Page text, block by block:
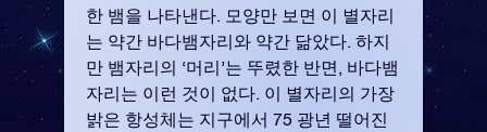
한 뱀을 나타낸다. 모양만 보면 이 별자리
는 약간 바다뱀자리와 약간 닮았다. 하지
만 뱀자리의 ‘머리’는 뚜렸한 반면, 바다뱀
자리는 이런 것이 없다. 이 별자리의 가장
밝은 항성체는 지구에서 75 광년 떨어진